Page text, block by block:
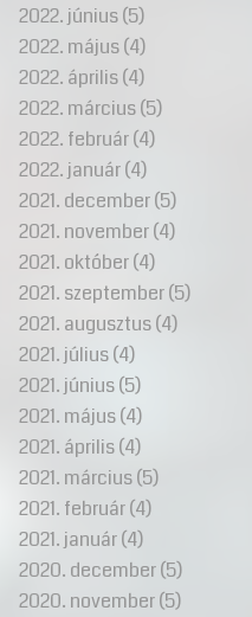
2022. június(5)
2022. május(4)
2022. április(4)
2022. március(5)
2022. február(4)
2022. január(4)
2021. december(5)
2021. november(4)
2021. október(4)
2021. szeptember(5)
2021. augusztus(4)
2021. július(4)
2021. június(5)
2021. május(4)
2021. április(4)
2021. március(5)
2021. február(4)
2021. január(4)
2020. december(5)
2020. november(5)